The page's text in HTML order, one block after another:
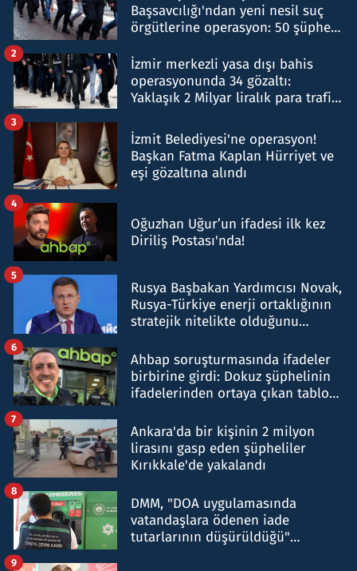
Başsavcılığı'ndan yeni nesil suç
örgütlerine operasyon: 50 şüpheli
İzmir merkezli yasa dışı bahis
operasyonunda 34 gözaltı:
Yaklaşık 2 Milyar liralık para trafiği
2
İzmit Belediyesi'ne operasyon!
Başkan Fatma Kaplan Hürriyet ve
eşi gözaltına alındı
3
Oğuzhan Uğur’un ifadesi ilk kez
Diriliş Postası'nda!
4
Rusya Başbakan Yardımcısı Novak,
Rusya-Türkiye enerji ortaklığının
stratejik nitelikte olduğunu
5
Ahbap soruşturmasında ifadeler
birbirine girdi: Dokuz şüphelinin
ifadelerinden ortaya çıkan tablo
6
Ankara'da bir kişinin 2 milyon
lirasını gasp eden şüpheliler
Kırıkkale'de yakalandı
7
DMM, "DOA uygulamasında
vatandaşlara ödenen iade
tutarlarının düşürüldüğü"
8
9